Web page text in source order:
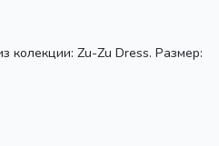
колекции: Zu-Zu Dress. Размер: